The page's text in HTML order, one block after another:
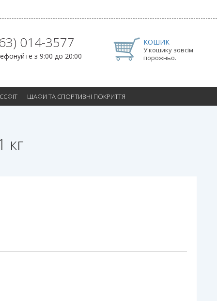
014-3577
з 9:00 до 20:00
КОШИК
У кошику зовсім
порожньо.
ШАФИ ТА СПОРТИВНІ ПОКРИТТЯ
кг